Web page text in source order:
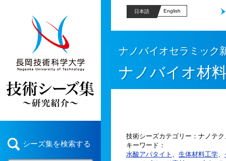
シーズ集を検索する
日本語 English
ナノバイオセラミック
ナノバイオ材
技術シーズカテゴリー
ナノテ
キーワード
水酸アパタイト 、 生体材料工学、